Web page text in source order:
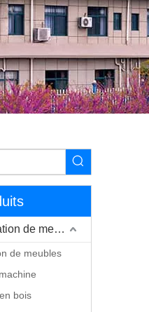
Machine de fabrication de meubles
de meubles
bois